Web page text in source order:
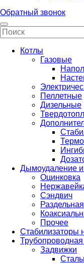
Обратный звонок
Котлы
Газовые
Пеллетные
Дизельные
Дымоудаление и
Оцинковка
Сэндвич
Прочее
Стабилизаторы
Задвижки